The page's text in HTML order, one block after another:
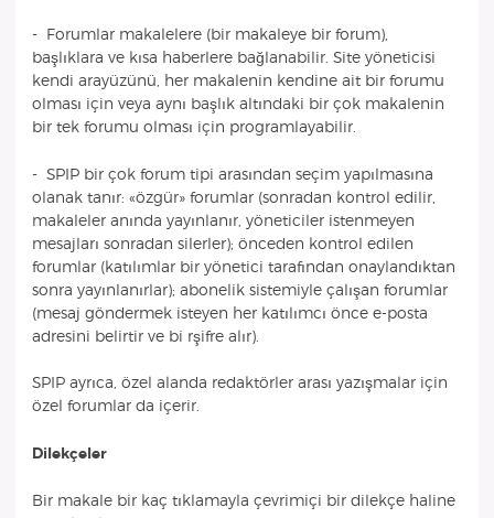
- Forumlar makalelere (bir makaleye bir forum),
başlıklara ve kısa haberlere bağlanabilir. Site yöneticisi
kendi arayüzünü, her makalenin kendine ait bir forumu
olması için veya aynı başlık altındaki bir çok makalenin
bir tek forumu olması için programlayabilir.
- SPIP bir çok forum tipi arasından seçim yapılmasına
olanak tanır: «özgür» forumlar (sonradan kontrol edilir,
makaleler anında yayınlanır, yöneticiler istenmeyen
mesajları sonradan silerler); önceden kontrol edilen
forumlar (katılımlar bir yönetici tarafından onaylandıktan
sonra yayınlanırlar); abonelik sistemiyle çalışan forumlar
(mesaj göndermek isteyen her katılımcı önce e-posta
adresini belirtir ve bi rşifre alır).
SPIP ayrıca, özel alanda redaktörler arası yazışmalar için
özel forumlar da içerir.
Dilekçeler
Bir makale bir kaç tıklamayla çevrimiçi bir dilekçe haline